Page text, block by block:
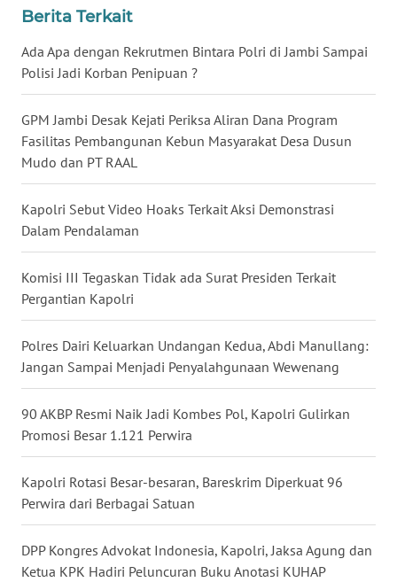
Berita Terkait
Ada Apa dengan Rekrutmen Bintara Polri di Jambi Sampai
Polisi Jadi Korban Penipuan ?
GPM Jambi Desak Kejati Periksa Aliran Dana Program
Fasilitas Pembangunan Kebun Masyarakat Desa Dusun
Mudo dan PT RAAL
Kapolri Sebut Video Hoaks Terkait Aksi Demonstrasi
Dalam Pendalaman
Komisi III Tegaskan Tidak ada Surat Presiden Terkait
Pergantian Kapolri
Polres Dairi Keluarkan Undangan Kedua, Abdi Manullang:
Jangan Sampai Menjadi Penyalahgunaan Wewenang
90 AKBP Resmi Naik Jadi Kombes Pol, Kapolri Gulirkan
Promosi Besar 1.121 Perwira
Kapolri Rotasi Besar-besaran, Bareskrim Diperkuat 96
Perwira dari Berbagai Satuan
DPP Kongres Advokat Indonesia, Kapolri, Jaksa Agung dan
Ketua KPK Hadiri Peluncuran Buku Anotasi KUHAP
WN
BABEL
WN
WN
WN
BENGKULU
WN
LAMPUNG
WN
JATENG
WN
NUSANTARA
WN
JOGJA
WN
JATIM